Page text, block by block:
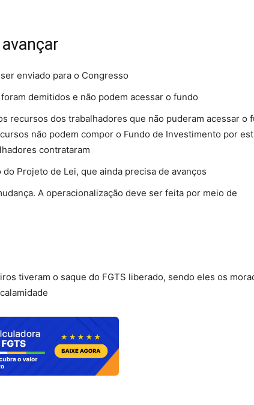
enviado para o Congresso
demitidos e não podem acessar o fundo
recursos dos trabalhadores que não puderam acessar o
não podem compor o Fundo de Investimento por
contrataram
Projeto de Lei, que ainda precisa de avanços
A operacionalização deve ser feita por meio de
tiveram o saque do FGTS liberado, sendo eles os